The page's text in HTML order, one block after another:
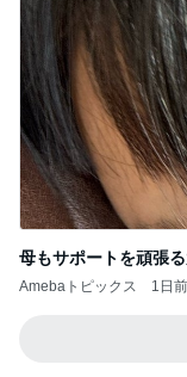
母もサポートを頑張
Amebaトピックス 1日前